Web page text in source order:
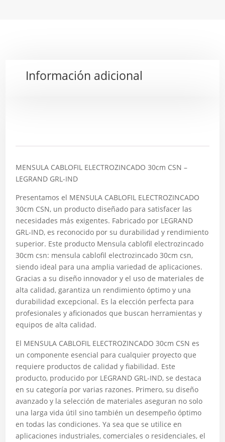
Información adicional
MENSULA CABLOFIL ELECTROZINCADO 30cm CSN –
LEGRAND GRL-IND
Presentamos el MENSULA CABLOFIL ELECTROZINCADO
30cm CSN, un producto diseñado para satisfacer las
necesidades más exigentes. Fabricado por LEGRAND
GRL-IND, es reconocido por su durabilidad y rendimiento
superior. Este producto Mensula cablofil electrozincado
30cm csn: mensula cablofil electrozincado 30cm csn,
siendo ideal para una amplia variedad de aplicaciones.
Gracias a su diseño innovador y el uso de materiales de
alta calidad, garantiza un rendimiento óptimo y una
durabilidad excepcional. Es la elección perfecta para
profesionales y aficionados que buscan herramientas y
equipos de alta calidad.
El MENSULA CABLOFIL ELECTROZINCADO 30cm CSN es
un componente esencial para cualquier proyecto que
requiere productos de calidad y fiabilidad. Este
producto, producido por LEGRAND GRL-IND, se destaca
en su categoría por varias razones. Primero, su diseño
avanzado y la selección de materiales aseguran no solo
una larga vida útil sino también un desempeño óptimo
en todas las condiciones. Ya sea que se utilice en
aplicaciones industriales, comerciales o residenciales, el